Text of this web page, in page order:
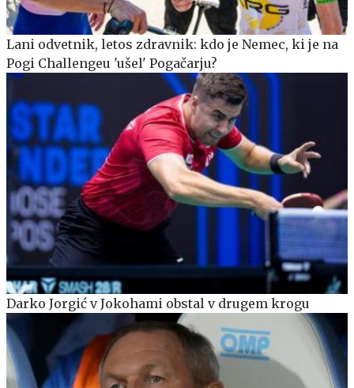
Lani odvetnik, letos zdravnik: kdo je Nemec, ki je na
Pogi Challengeu 'ušel' Pogačarju?
Darko Jorgić v Jokohami obstal v drugem krogu